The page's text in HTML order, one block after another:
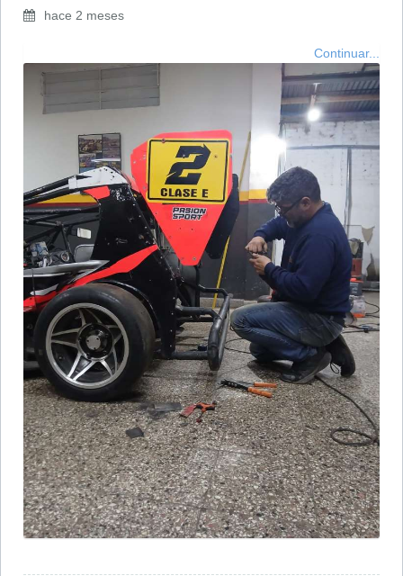
hace 2 meses
Continuar...